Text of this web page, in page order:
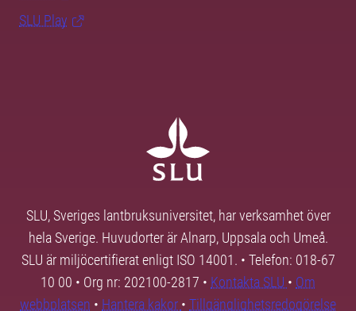
SLU Play
SLU, Sveriges lantbruksuniversitet, har verksamhet över
hela Sverige. Huvudorter är Alnarp, Uppsala och Umeå.
SLU är miljöcertifierat enligt ISO 14001. • Telefon: 018-67
10 00 • Org nr: 202100-2817 • Kontakta SLU • Om
webbplatsen • Hantera kakor • Tillgänglighetsredogörelse